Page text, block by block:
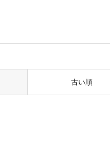
古い順